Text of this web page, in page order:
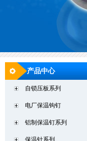
产品中心
自锁压板系列
电厂保温钩钉
铝制保温钉系列
保温针系列